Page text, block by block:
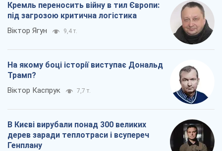
Кремль переносить війну в тил Європи:
під загрозою критична логістика
Віктор Ягун 9,4 т.
На якому боці історії виступає Дональд
Трамп?
Віктор Каспрук 7,7 т.
В Києві вирубали понад 300 великих
дерев заради теплотраси і всупереч
Генплану